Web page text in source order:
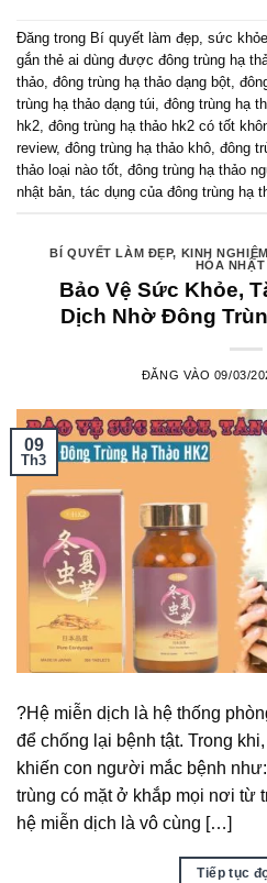
Đăng trong Bí quyết làm đẹp, sức khỏe
gắn thẻ ai dùng được đông trùng hạ
thảo, đông trùng hạ thảo dạng bột,
trùng hạ thảo dạng túi, đông trùng hạ
hk2, đông trùng hạ thảo hk2 có tốt
review, đông trùng hạ thảo khô, đông
thảo loại nào tốt, đông trùng hạ thảo
nhật bản, tác dụng của đông trùng hạ
BÍ QUYẾT LÀM ĐẸP, KINH
HÓA
Bảo Vệ Sức Khỏe,
Dịch Nhờ Đông
ĐĂNG VÀO 09/03/
09
Th3
?Hệ miễn dịch là hệ thống
để chống lại bệnh tật. Trong
khiến con người mắc bệnh
trùng có mặt ở khắp mọi nơi từ
hệ miễn dịch là vô cùng […]
Tiếp tục